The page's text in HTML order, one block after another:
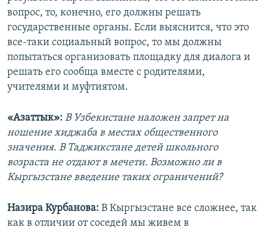
вопрос, то, конечно, его должны решать
государственные органы. Если выяснится, что это
все-таки социальный вопрос, то мы должны
попытаться организовать площадку для диалога и
решать его сообща вместе с родителями,
учителями и муфтиятом.
«Азаттык»: В Узбекистане наложен запрет на
ношение хиджаба в местах общественного
значения. В Таджикстане детей школьного
возраста не отдают в мечети. Возможно ли в
Кыргызстане введение таких ограничений?
Назира Курбанова: В Кыргызстане все сложнее, так
как в отличии от соседей мы живем в